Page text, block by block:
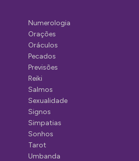
Numerologia
Orações
Oráculos
Pecados
Previsões
Reiki
Salmos
Sexualidade
Signos
Simpatias
Sonhos
Tarot
Umbanda